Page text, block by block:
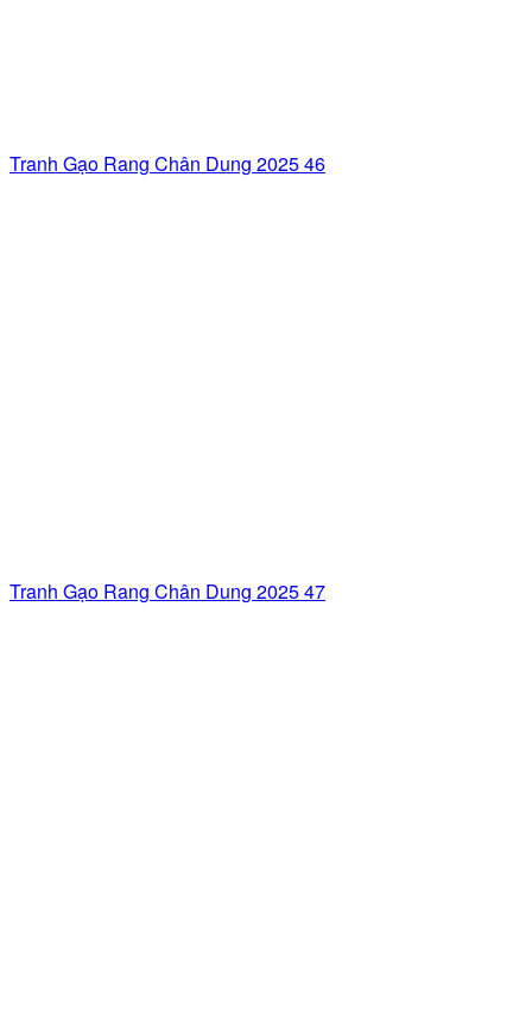
Tranh Gạo Rang Chân Dung 2025 46
Tranh Gạo Rang Chân Dung 2025 47